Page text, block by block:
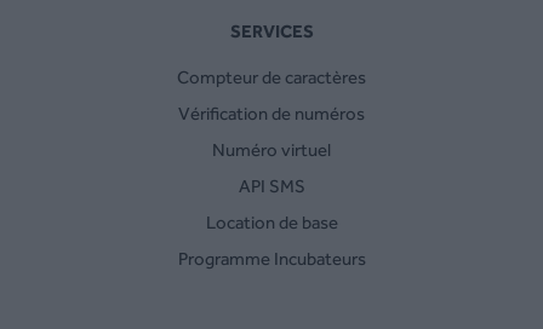
SERVICES
Compteur de caractères
Vérification de numéros
Numéro virtuel
API SMS
Location de base
Programme Incubateurs